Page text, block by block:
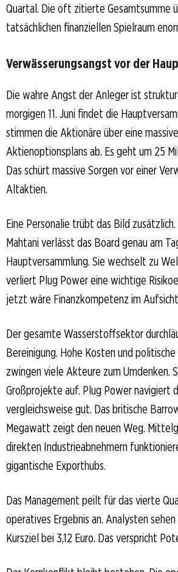
Quartal. Die oft zitierte Gesamtsumme
tatsächlichen finanziellen Spielraum
Verwässerungsangst vor der
Die wahre Angst der Anleger ist
morgigen 11. Juni findet die
stimmen die Aktionäre über eine
Aktienoptionsplans ab. Es geht um 25
Das schürt massive Sorgen vor einer
Altaktien.
Eine Personalie trübt das Bild
Mahtani verlässt das Board genau am
Hauptversammlung. Sie wechselt zu
verliert Plug Power eine wichtige
jetzt wäre Finanzkompetenz im
Der gesamte Wasserstoffsektor
Bereinigung. Hohe Kosten und
zwingen viele Akteure zum Umdenken.
Großprojekte auf. Plug Power navigiert
vergleichsweise gut. Das britische
Megawatt zeigt den neuen Weg.
direkten Industrieabnehmern
gigantische Exporthubs.
Das Management peilt für das vierte
operatives Ergebnis an. Analysten
Kursziel bei 3,12 Euro. Das verspricht